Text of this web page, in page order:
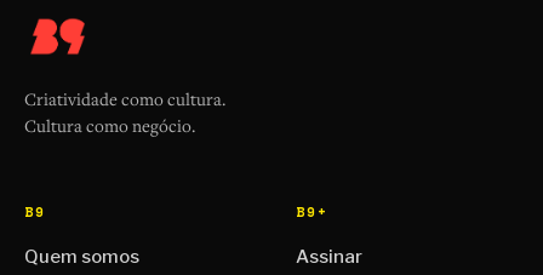
Criatividade como cultura.
Cultura como negócio.
B9
Quem somos
B9+
Assinar